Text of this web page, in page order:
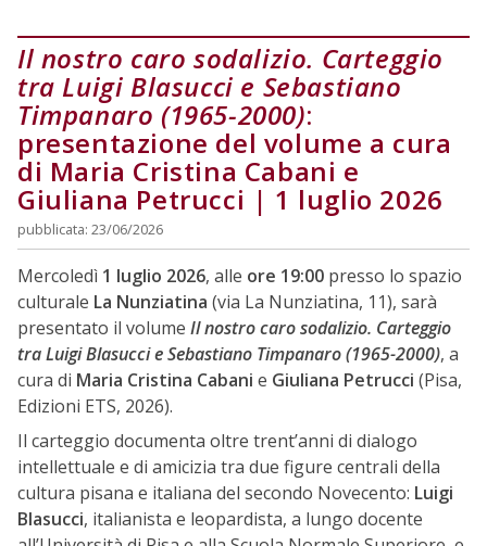
Il nostro caro sodalizio. Carteggio
tra Luigi Blasucci e Sebastiano
Timpanaro (1965-2000):
presentazione del volume a cura
di Maria Cristina Cabani e
Giuliana Petrucci | 1 luglio 2026
pubblicata: 23/06/2026
Mercoledì 1 luglio 2026, alle ore 19:00 presso lo spazio
culturale La Nunziatina (via La Nunziatina, 11), sarà
presentato il volume Il nostro caro sodalizio. Carteggio
tra Luigi Blasucci e Sebastiano Timpanaro (1965-2000), a
cura di Maria Cristina Cabani e Giuliana Petrucci (Pisa,
Edizioni ETS, 2026).
Il carteggio documenta oltre trent’anni di dialogo
intellettuale e di amicizia tra due figure centrali della
cultura pisana e italiana del secondo Novecento: Luigi
Blasucci, italianista e leopardista, a lungo docente